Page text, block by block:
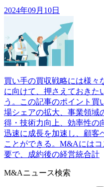
2024年09月10日
買い手の買収戦略には様々
に向けて、押さえておきた
う。この記事のポイント
場シェアの拡大、事業領域
得・技術力向上、効率性の
迅速に成長を加速し、顧客
ことができる。M&Aには
要で、成約後の経営統合計
M&Aニュース検索